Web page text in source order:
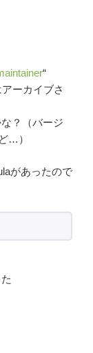
“
アーカイブさ
？（バージ
…）
があったので